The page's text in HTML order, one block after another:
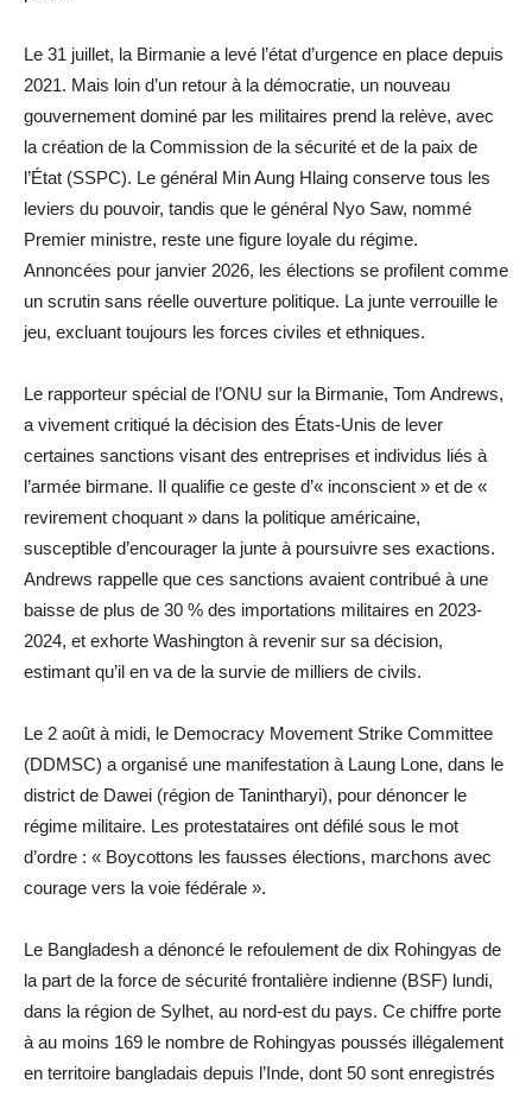
Le 31 juillet, la Birmanie a levé l’état d’urgence en place depuis
2021. Mais loin d’un retour à la démocratie, un nouveau
gouvernement dominé par les militaires prend la relève, avec
la création de la Commission de la sécurité et de la paix de
l’État (SSPC). Le général Min Aung Hlaing conserve tous les
leviers du pouvoir, tandis que le général Nyo Saw, nommé
Premier ministre, reste une figure loyale du régime.
Annoncées pour janvier 2026, les élections se profilent comme
un scrutin sans réelle ouverture politique. La junte verrouille le
jeu, excluant toujours les forces civiles et ethniques.
Le rapporteur spécial de l’ONU sur la Birmanie, Tom Andrews,
a vivement critiqué la décision des États-Unis de lever
certaines sanctions visant des entreprises et individus liés à
l’armée birmane. Il qualifie ce geste d’« inconscient » et de «
revirement choquant » dans la politique américaine,
susceptible d’encourager la junte à poursuivre ses exactions.
Andrews rappelle que ces sanctions avaient contribué à une
baisse de plus de 30 % des importations militaires en 2023-
2024, et exhorte Washington à revenir sur sa décision,
estimant qu’il en va de la survie de milliers de civils.
Le 2 août à midi, le Democracy Movement Strike Committee
(DDMSC) a organisé une manifestation à Laung Lone, dans le
district de Dawei (région de Tanintharyi), pour dénoncer le
régime militaire. Les protestataires ont défilé sous le mot
d’ordre : « Boycottons les fausses élections, marchons avec
courage vers la voie fédérale ».
Le Bangladesh a dénoncé le refoulement de dix Rohingyas de
la part de la force de sécurité frontalière indienne (BSF) lundi,
dans la région de Sylhet, au nord-est du pays. Ce chiffre porte
à au moins 169 le nombre de Rohingyas poussés illégalement
en territoire bangladais depuis l’Inde, dont 50 sont enregistrés